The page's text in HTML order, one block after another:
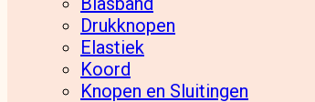
Drukknopen
Elastiek
Koord
Knopen en Sluitingen